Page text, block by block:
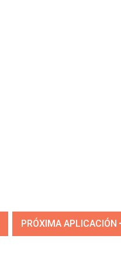
PRÓXIMA APLICACIÓN